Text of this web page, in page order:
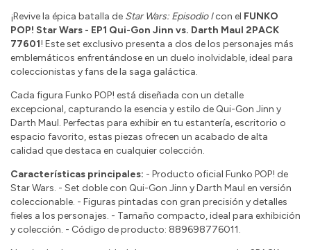
¡Revive la épica batalla de Star Wars: Episodio Icon el FUNKO
POP! Star Wars - EP1 Qui-Gon Jinn vs. Darth Maul 2PACK
77601! Este set exclusivo presenta a dos de los personajes más
emblemáticos enfrentándose en un duelo inolvidable, ideal para
coleccionistas y fans de la saga galáctica.
Cada figura Funko POP! está diseñada con un detalle
excepcional, capturando la esencia y estilo de Qui-Gon Jinn y
Darth Maul. Perfectas para exhibir en tu estantería, escritorio o
espacio favorito, estas piezas ofrecen un acabado de alta
calidad que destaca en cualquier colección.
Características principales: - Producto oficial Funko POP! de
Star Wars. - Set doble con Qui-Gon Jinn y Darth Maul en versión
coleccionable. - Figuras pintadas con gran precisión y detalles
fieles a los personajes. - Tamaño compacto, ideal para exhibición
y colección. - Código de producto: 889698776011.